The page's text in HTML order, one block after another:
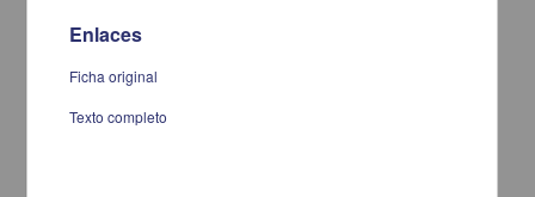
Enlaces
Ficha original
Texto completo